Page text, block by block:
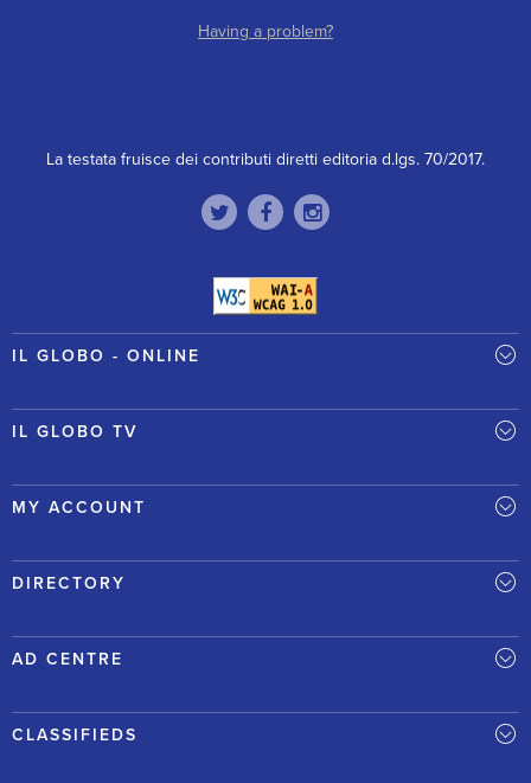
Having a problem?
La testata fruisce dei contributi diretti editoria d.lgs. 70/2017.
IL GLOBO - ONLINE
IL GLOBO TV
MY ACCOUNT
DIRECTORY
AD CENTRE
CLASSIFIEDS